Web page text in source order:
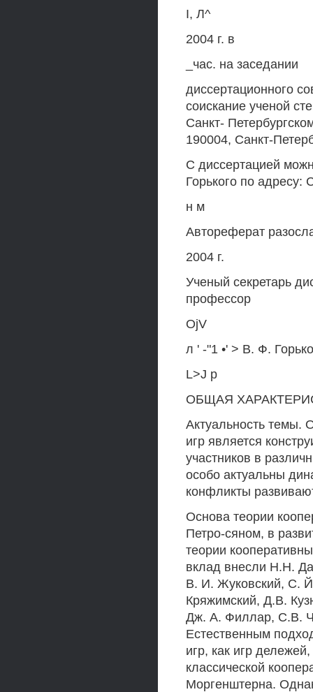
I, Л^
2004 г. в
_час. на заседании
диссертационного
соискание ученой
Санкт-
190004, Санкт-
С диссертацией
Горького по адресу:
н м
Автореферат
2004 г.
Ученый секретарь
профессор
OjV
л ' -"1 •' > В. Ф.
L>J р
ОБЩАЯ
Актуальность темы.
игр является
участников в
особо актуальны
конфликты
Основа теории
Петро-сяном, в
теории
вклад внесли Н.Н.
В. И. Жуковский, С.
Кряжимский, Д.В.
Дж. А. Филлар, С.В.
Естественным
игр, как игр
классической
Моргенштерна.